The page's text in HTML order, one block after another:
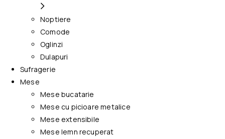
Noptiere
Comode
Oglinzi
Dulapuri
Sufragerie
Mese
Mese bucatarie
Mese cu picioare metalice
Mese extensibile
Mese lemn recuperat